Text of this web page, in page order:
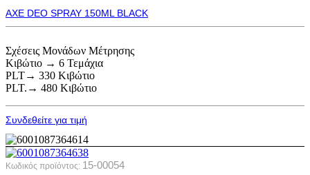
AXE DEO SPRAY 150ML BLACK
Σχέσεις Μονάδων Μέτρησης
Κιβώτιο → 6 Τεμάχια
PLT→ 330 Κιβώτιο
PLT.→ 480 Κιβώτιο
Συνδεθείτε για τιμή
Κωδικός προϊόντος: 15-00054